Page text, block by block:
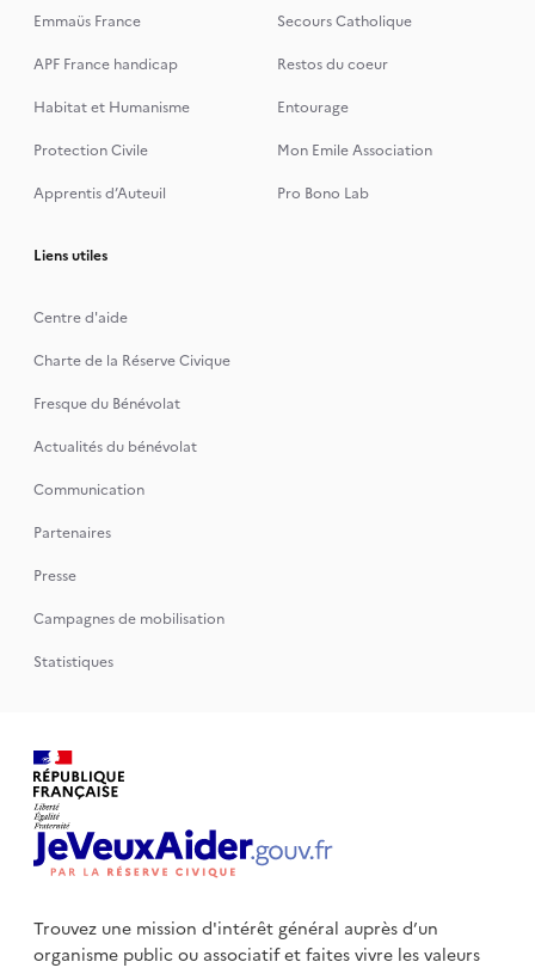
Emmaüs France
Secours Catholique
APF France handicap
Restos du coeur
Habitat et Humanisme
Entourage
Protection Civile
Mon Emile Association
Apprentis d’Auteuil
Pro Bono Lab
Liens utiles
Centre d'aide
Charte de la Réserve Civique
Fresque du Bénévolat
Actualités du bénévolat
Communication
Partenaires
Presse
Campagnes de mobilisation
Statistiques
Trouvez une mission d'intérêt général auprès d’un
organisme publicou associatif et faites vivre les valeurs